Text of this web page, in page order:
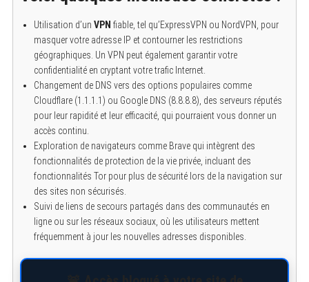
Utilisation d’un VPN fiable, tel qu’ExpressVPN ou NordVPN, pour
masquer votre adresse IP et contourner les restrictions
géographiques. Un VPN peut également garantir votre
confidentialité en cryptant votre trafic Internet.
Changement de DNS vers des options populaires comme
Cloudflare (1.1.1.1) ou Google DNS (8.8.8.8), des serveurs réputés
pour leur rapidité et leur efficacité, qui pourraient vous donner un
accès continu.
Exploration de navigateurs comme Brave qui intègrent des
fonctionnalités de protection de la vie privée, incluant des
fonctionnalités Tor pour plus de sécurité lors de la navigation sur
des sites non sécurisés.
Suivi de liens de secours partagés dans des communautés en
ligne ou sur les réseaux sociaux, où les utilisateurs mettent
fréquemment à jour les nouvelles adresses disponibles.